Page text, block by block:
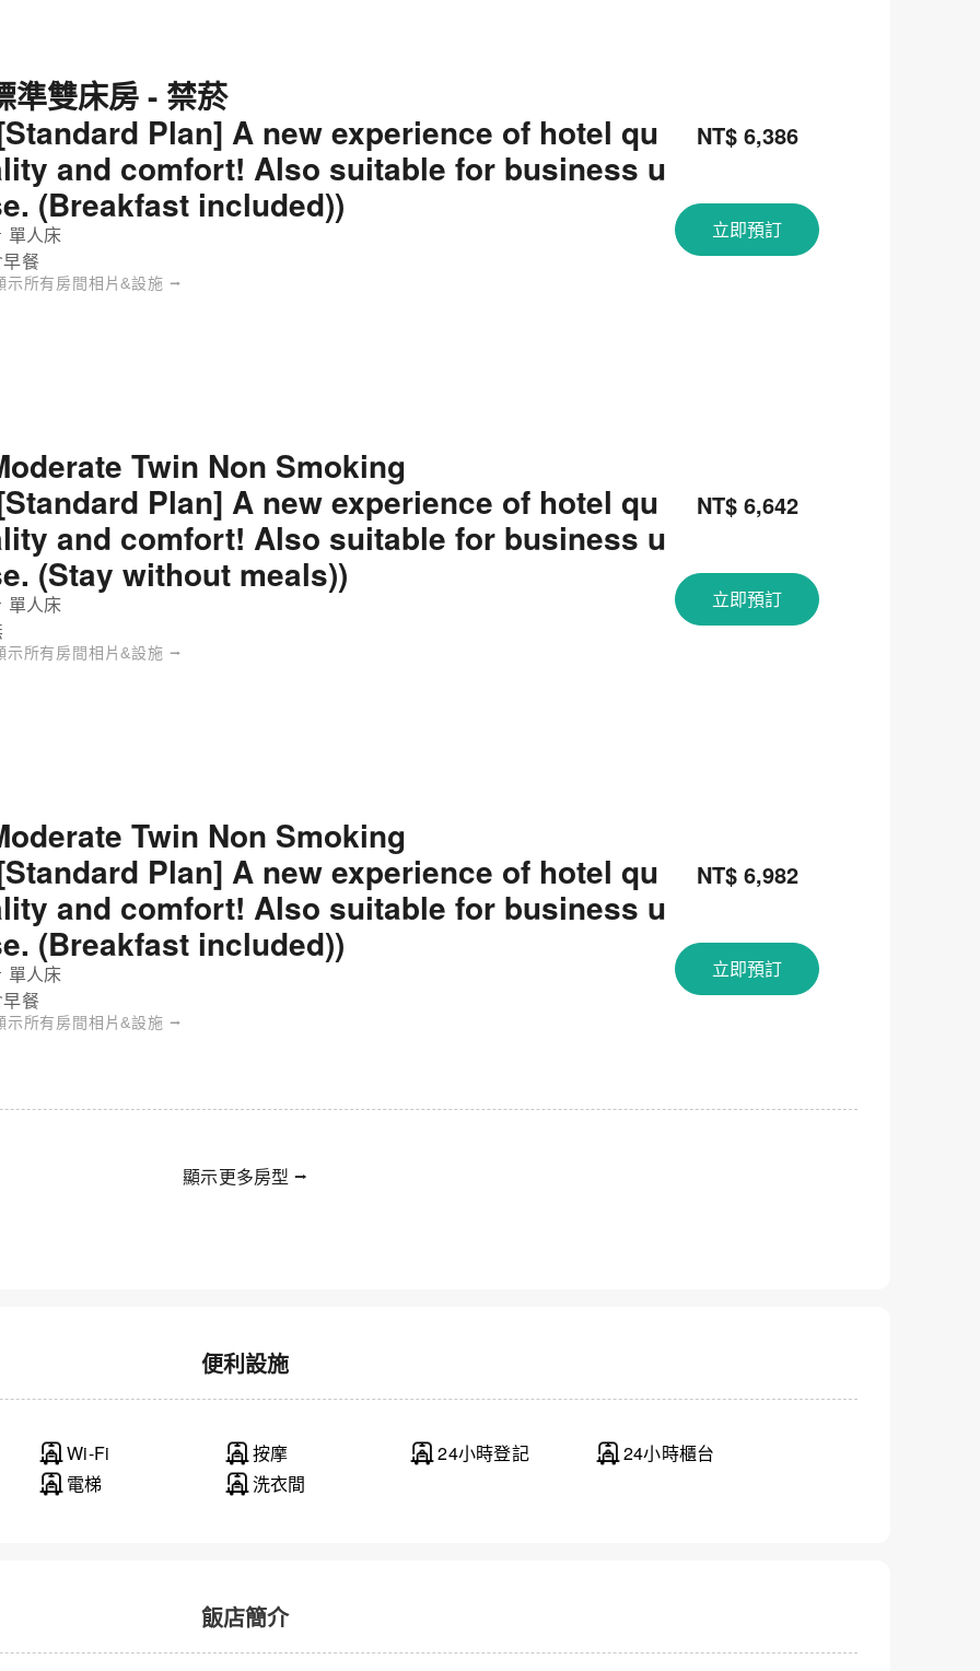
準雙床房 - 禁菸
Plan] A new experience of hotel qu
and comfort! Also suitable for business u
(Breakfast included))
單人床
餐
顯示所有房間相片&設施 ⭢
NT$ 6,386
立即預訂
Twin Non Smoking
Plan] A new experience of hotel qu
and comfort! Also suitable for business u
(Stay without meals))
單人床
顯示所有房間相片&設施 ⭢
NT$ 6,642
立即預訂
Twin Non Smoking
Plan] A new experience of hotel qu
and comfort! Also suitable for business u
(Breakfast included))
單人床
餐
顯示所有房間相片&設施 ⭢
NT$ 6,982
立即預訂
顯示更多房型 ⭢
便利設施
Wi-Fi 按摩 24小時登記
24小時櫃台
電梯
洗衣間
飯店簡介